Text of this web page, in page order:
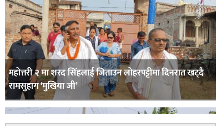
महोत्तरी २ मा शरद सिंहलाई जिताउन लोहरपट्टीमा दिनरात खट्दै
रामसुहाग ‘मुखिया जी’